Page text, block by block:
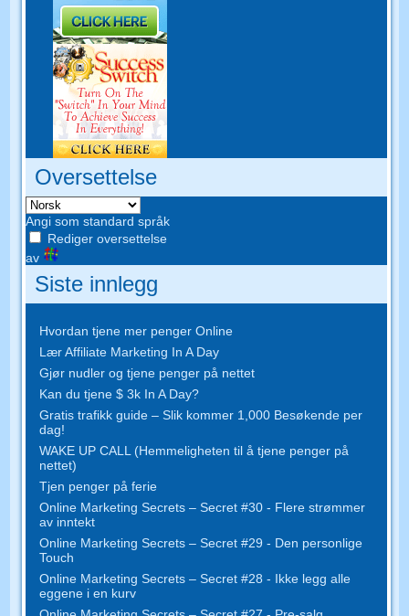
Oversettelse
Angi som standard språk
Rediger oversettelse
av
Siste innlegg
Hvordan tjene mer penger Online
Lær Affiliate Marketing In A Day
Gjør nudler og tjene penger på nettet
Kan du tjene $ 3k In A Day?
Gratis trafikk guide – Slik kommer 1,000 Besøkende per
dag!
WAKE UP CALL (Hemmeligheten til å tjene penger på
nettet)
Tjen penger på ferie
Online Marketing Secrets – Secret #30 - Flere strømmer
av inntekt
Online Marketing Secrets – Secret #29 - Den personlige
Touch
Online Marketing Secrets – Secret #28 - Ikke legg alle
eggene i en kurv